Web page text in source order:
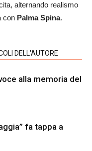
alternando realismo
con Palma Spina.
DELL'AUTORE
alla memoria del
fa tappa a